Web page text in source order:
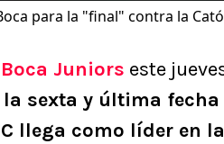
para la "final" contra la
Boca Juniors este
sexta y última fecha
llega como líder en